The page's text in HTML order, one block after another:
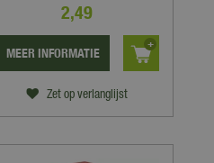
2,49
Zet op verlanglijst
MEER INFORMATIE